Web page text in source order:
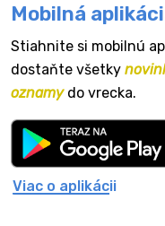
Mobilná
Stiahnite si mobilnú
dostaňte všetky
oznamydo vrecka.
Viac o aplikácii